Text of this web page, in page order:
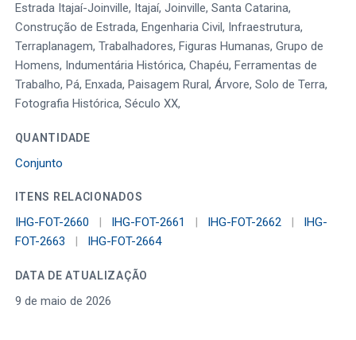
Estrada Itajaí-Joinville, Itajaí, Joinville, Santa Catarina,
Construção de Estrada, Engenharia Civil, Infraestrutura,
Terraplanagem, Trabalhadores, Figuras Humanas, Grupo de
Homens, Indumentária Histórica, Chapéu, Ferramentas de
Trabalho, Pá, Enxada, Paisagem Rural, Árvore, Solo de Terra,
Fotografia Histórica, Século XX,
QUANTIDADE
Conjunto
ITENS RELACIONADOS
IHG-FOT-2660 | IHG-FOT-2661 | IHG-FOT-2662 |
IHG-
FOT-2663
| IHG-FOT-2664
DATA DE ATUALIZAÇÃO
9 de maio de 2026